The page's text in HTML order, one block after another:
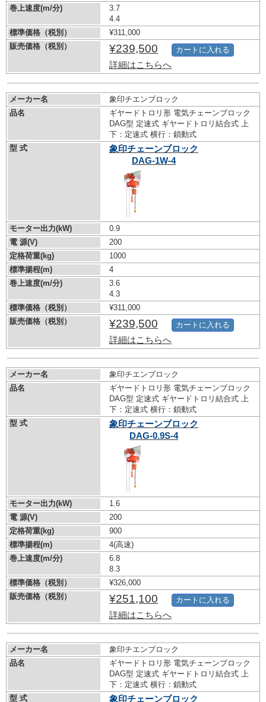
巻上速度(m/分)
3.7
4.4
標準価格（税別）
¥311,000
販売価格（税別）
¥239,500
詳細はこちらへ
カートに入れる
メーカー名
象印チエンブロック
品名
ギヤードトロリ形 電気チェーンブロック
DAG型 定速式 ギヤードトロリ結合式 上
下：定速式 横行：鎖動式
型 式
象印チェーンブロック
DAG-1W-4
モーター出力(kW)
0.9
電 源(V)
200
定格荷重(kg)
1000
標準揚程(m)
4
巻上速度(m/分)
3.6
4.3
標準価格（税別）
¥311,000
販売価格（税別）
¥239,500
詳細はこちらへ
カートに入れる
メーカー名
象印チエンブロック
品名
ギヤードトロリ形 電気チェーンブロック
DAG型 定速式 ギヤードトロリ結合式 上
下：定速式 横行：鎖動式
型 式
象印チェーンブロック
DAG-0.9S-4
モーター出力(kW)
1.6
電 源(V)
200
定格荷重(kg)
900
標準揚程(m)
4(高速)
巻上速度(m/分)
6.8
8.3
標準価格（税別）
¥326,000
販売価格（税別）
¥251,100
詳細はこちらへ
カートに入れる
メーカー名
象印チエンブロック
品名
ギヤードトロリ形 電気チェーンブロック
DAG型 定速式 ギヤードトロリ結合式 上
下：定速式 横行：鎖動式
型 式
象印チェーンブロック